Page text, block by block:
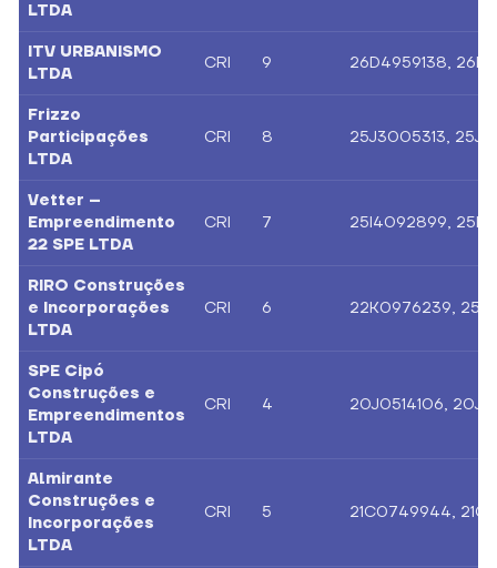
LTDA
ITV URBANISMO
LTDA
CRI 9 26D4959138,
Frizzo
Participações
LTDA
CRI 8 25J3005313,
Vetter –
Empreendimento
22 SPE LTDA
CRI 7 25I4092899,
RIRO Construções
e Incorporações
LTDA
CRI 6 22K0976239,
SPE Cipó
Construções e
Empreendimentos
LTDA
CRI 4 20J0514106,
Almirante
Construções e
Incorporações
LTDA
CRI 5 21C0749944,